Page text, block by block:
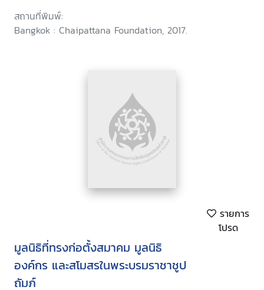
สถานที่พิมพ์:
Bangkok : Chaipattana Foundation, 2017.
รายการ
โปรด
มูลนิธิที่ทรงก่อตั้งสมาคม มูลนิธิ
องค์กร และสโมสรในพระบรมราชาชูป
ถัมภ์